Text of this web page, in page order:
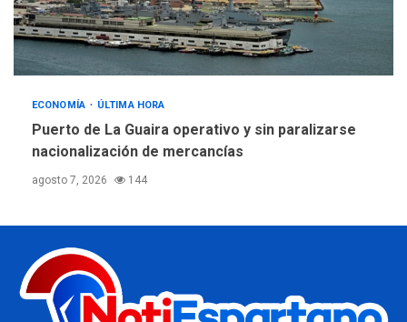
ECONOMÍA ÚLTIMA HORA
Puerto de La Guaira operativo y sin paralizarse
nacionalización de mercancías
agosto 7, 2026 144